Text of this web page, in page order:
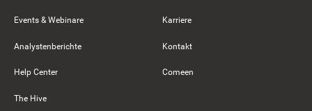
Events & Webinare
Analystenberichte
Help Center
The Hive
Karriere
Kontakt
Comeen